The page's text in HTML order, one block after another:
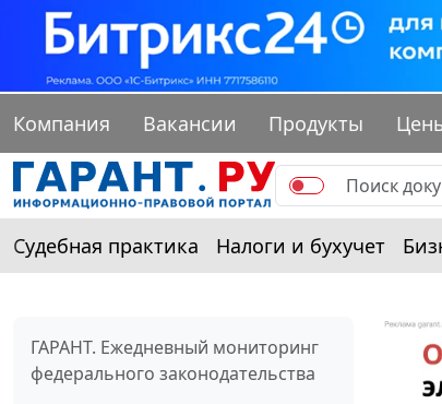
Компания Вакансии Продукты
Судебная практика Налоги и бухучет
ГАРАНТ. Ежедневный мониторинг
федерального законодательства